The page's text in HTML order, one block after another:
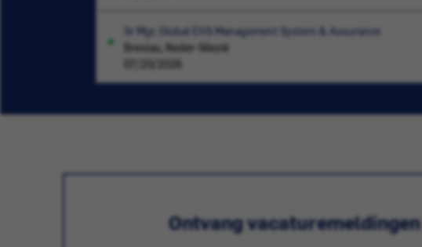
Sr Mgr, Global EHS Management System & Assurance
Breslau, Neder-Silezië
07/20/2026
Ontvang vacaturemeldingen